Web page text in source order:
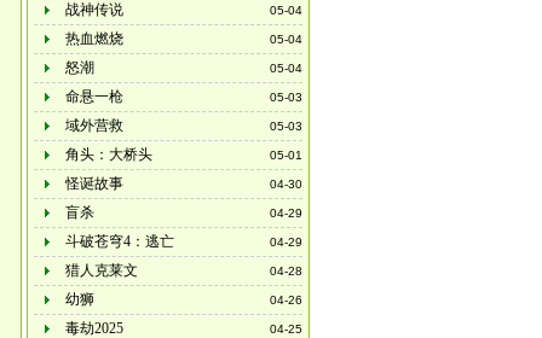
05-04
战神传说
05-04
热血燃烧
05-04
怒潮
05-03
命悬一枪
05-03
域外营救
05-01
角头：大桥头
04-30
怪诞故事
04-29
盲杀
04-29
斗破苍穹4：逃亡
04-28
猎人克莱文
04-26
幼狮
04-25
毒劫2025